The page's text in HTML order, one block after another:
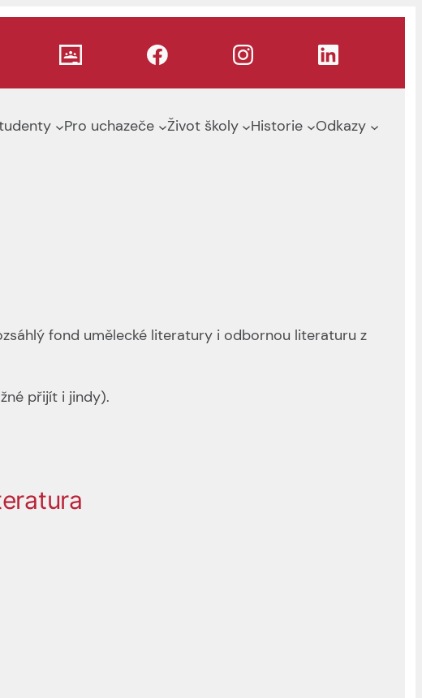
Pro uchazeče Život školy Historie Odkazy
fond umělecké literatury i odbornou literaturu z
přijít i jindy).